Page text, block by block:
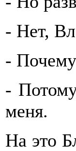
- Нет,
-
-
меня.
На это